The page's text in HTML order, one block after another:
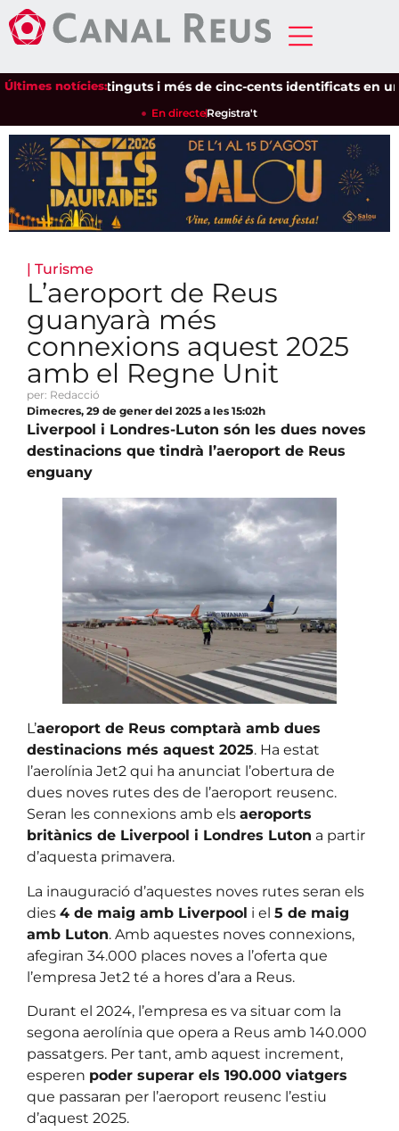
Últimes notícies:
Setze detinguts i més de cinc-cents identificats en un
En directeRegistra't
| Turisme
L’aeroport de Reus
guanyarà més
connexions aquest 2025
amb el Regne Unit
per: Redacció
Dimecres, 29 de gener del 2025 a les 15:02h
Liverpool i Londres-Luton són les dues noves
destinacions que tindrà l’aeroport de Reus
enguany
L’aeroport de Reus comptarà amb dues
destinacions més aquest 2025. Ha estat
l’aerolínia Jet2 qui ha anunciat l’obertura de
dues noves rutes des de l’aeroport reusenc.
Seran les connexions amb els aeroports
britànics de Liverpool i Londres Luton a partir
d’aquesta primavera.
La inauguració d’aquestes noves rutes seran els
dies 4 de maig amb Liverpool i el 5 de maig
amb Luton. Amb aquestes noves connexions,
afegiran 34.000 places noves a l’oferta que
l’empresa Jet2 té a hores d’ara a Reus.
Durant el 2024, l’empresa es va situar com la
segona aerolínia que opera a Reus amb 140.000
passatgers. Per tant, amb aquest increment,
esperen poder superar els 190.000 viatgers
que passaran per l’aeroport reusenc l’estiu
d’aquest 2025.